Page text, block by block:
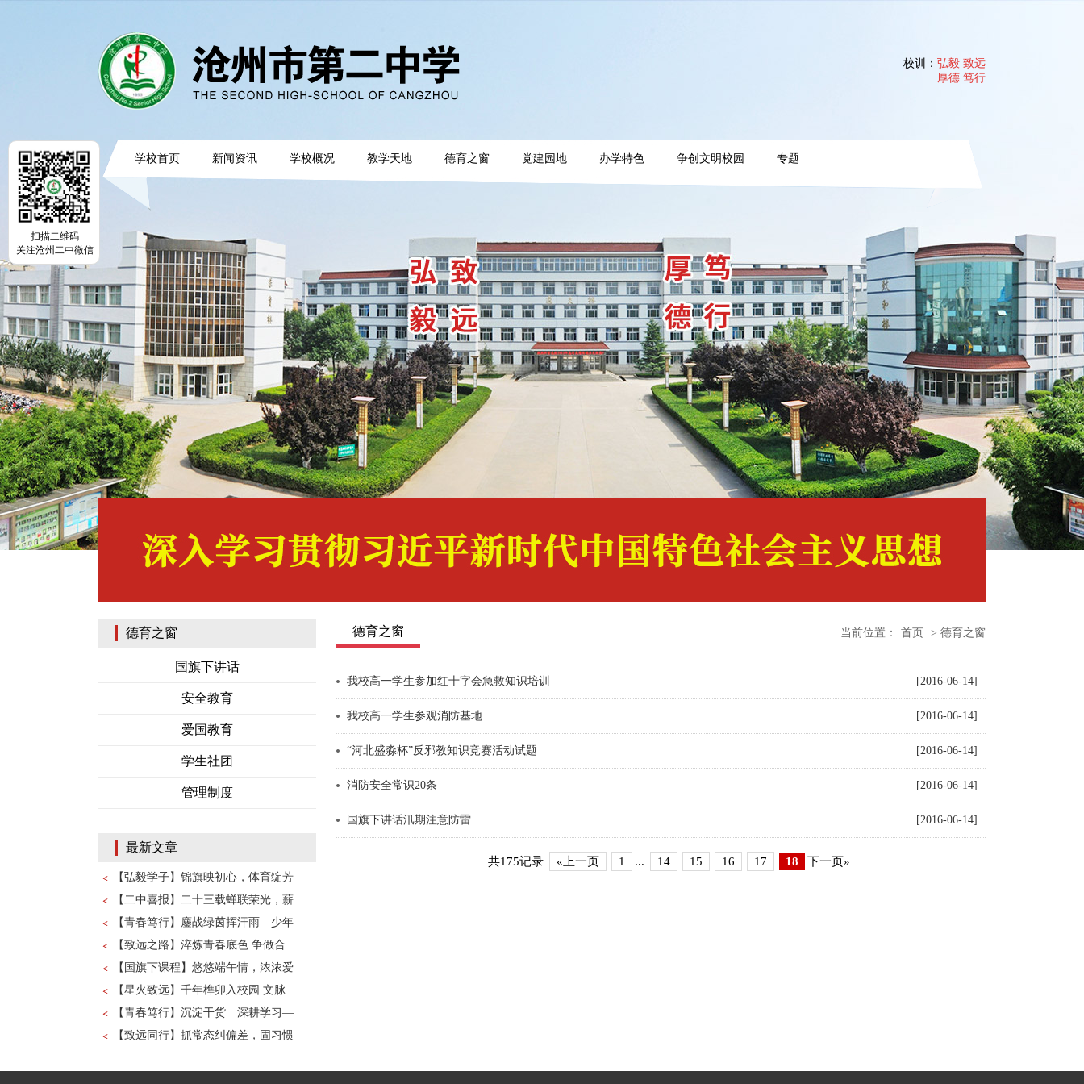
2 3
校训： 弘毅 致远
厚德 笃行
学校首页 新闻资讯 学校概况 教学天地 德育之窗 党建园地 办学特色 争创文明校园 专题
德育之窗
国旗下讲话
安全教育
爱国教育
学生社团
管理制度
最新文章
【弘毅学子】锦旗映初心，体育绽芳
【二中喜报】二十三载蝉联荣光，薪
【青春笃行】鏖战绿茵挥汗雨 少年
【致远之路】淬炼青春底色 争做合
【国旗下课程】悠悠端午情，浓浓爱
【星火致远】千年榫卯入校园 文脉
【青春笃行】沉淀干货 深耕学习—
【致远同行】抓常态纠偏差，固习惯
德育之窗 当前位置： 首页 > 德育之窗
[2016-06-14]
我校高一学生参加红十字会急救知识培训
[2016-06-14]
我校高一学生参观消防基地
[2016-06-14]
“河北盛淼杯”反邪教知识竞赛活动试题
[2016-06-14]
消防安全常识20条
[2016-06-14]
国旗下讲话汛期注意防雷
共175记录 «上一页 1 ... 14 15 16 17 18 下一页»
扫描二维码
关注沧州二中微信